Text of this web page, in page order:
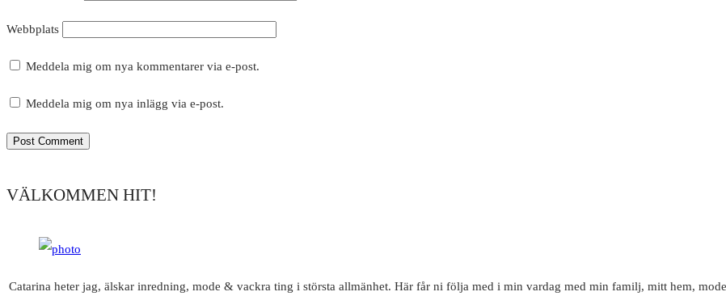
Webbplats
Meddela mig om nya kommentarer via e-post.
Meddela mig om nya inlägg via e-post.
VÄLKOMMEN HIT!
Catarina heter jag, älskar inredning, mode & vackra ting i största allmänhet. Här får ni följa med i min vardag med min familj, mitt hem,